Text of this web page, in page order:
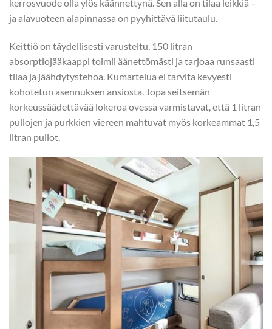
kerrosvuode olla ylös käännettynä. Sen alla on tilaa leikkiä –
ja alavuoteen alapinnassa on pyyhittävä liitutaulu.
Keittiö on täydellisesti varusteltu. 150 litran
absorptiojääkaappi toimii äänettömästi ja tarjoaa runsaasti
tilaa ja jäähdytystehoa. Kumartelua ei tarvita kevyesti
kohotetun asennuksen ansiosta. Jopa seitsemän
korkeussäädettävää lokeroa ovessa varmistavat, että 1 litran
pullojen ja purkkien viereen mahtuvat myös korkeammat 1,5
litran pullot.